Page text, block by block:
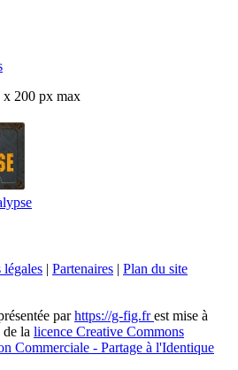
x 200 px max
| Partenaires | Plan du site
parhttps://g-fig.frest mise à
la licence Creative Commons
Commerciale - Partage à l'Identique